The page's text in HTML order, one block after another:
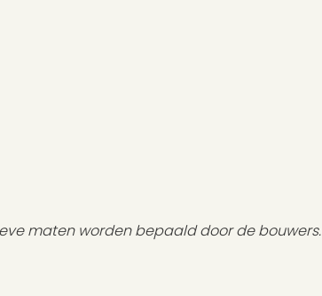
maten worden bepaald door de bouwers.